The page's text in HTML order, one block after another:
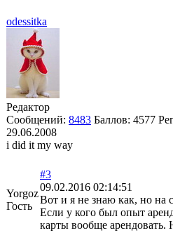
odessitka
Редактор
Сообщений: 8483 Баллов: 4577
29.06.2008
i did it my way
Yorgoz
Гость
#3
09.02.2016 02:14:51
Вот и я не знаю как, но на
Если у кого был опыт
карты вообще арендовать.